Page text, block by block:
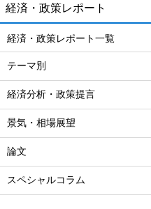
経済・政策レポート
経済・政策レポート一覧
テーマ別
経済分析・政策提言
景気・相場展望
論文
スペシャルコラム